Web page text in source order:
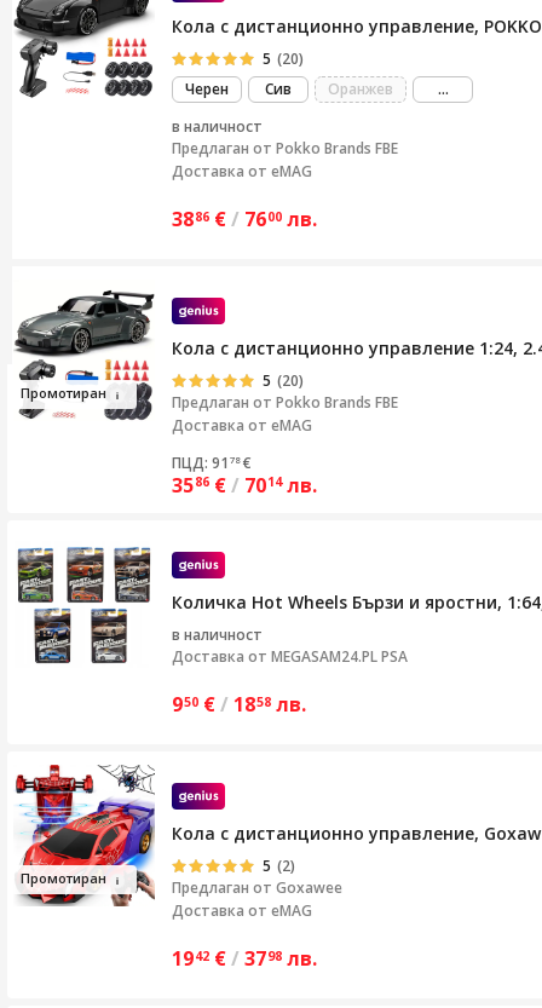
Кола с дистанционно управление,
5 (20)
Черен
Сив Оранжев ...виж
в наличност
Предлаган от Pokko Brands FBE
Доставка от eMAG
3886 €/ 7600 лв.
Промотиран
Кола с дистанционно управление 1:24,
5 (20)
Предлаган от Pokko Brands FBE
Доставка от eMAG
ПЦД: 91 78 €
3586 €/ 7014 лв.
Количка Hot Wheels Бързи и яростни,
в наличност
Доставка от MEGASAM24.PL PSA
950 €/ 1858 лв.
Промотиран
Кола с дистанционно управление,
5 (2)
Предлаган от Goxawee
Доставка от eMAG
1942 €/ 3798 лв.